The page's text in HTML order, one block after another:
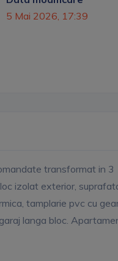
5 Mai 2026, 17:39
transformat in 3
izolat exterior,
tamplarie pvc cu
langa bloc.